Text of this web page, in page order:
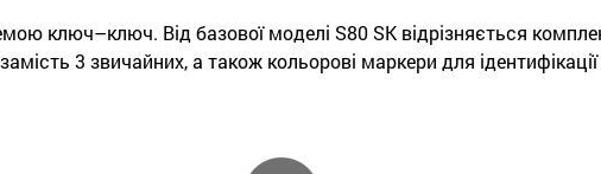
ключ–ключ. Від базової моделі S80 SK відрізняється
3 звичайних, а також кольорові маркери для